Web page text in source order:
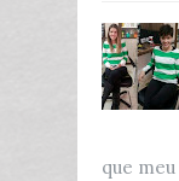
que